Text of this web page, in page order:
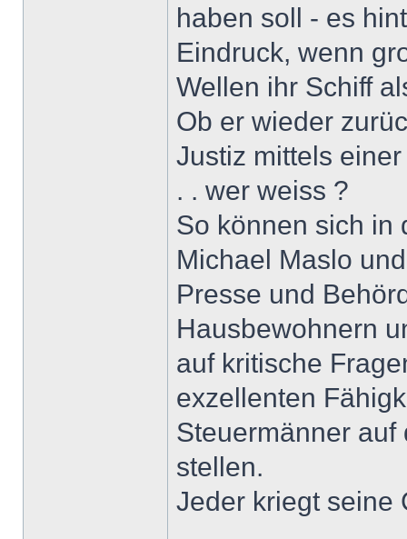
haben soll - es
Eindruck, wenn
Wellen ihr Schiff
Ob er wieder
Justiz mittels
. . wer weiss ?
So können sich in
Michael Maslo
Presse und
Hausbewohnern
auf kritische
exzellenten
Steuermänner auf
stellen.
Jeder kriegt seine